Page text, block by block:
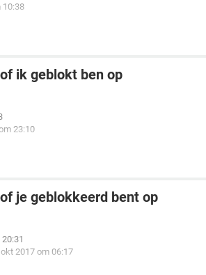
10:38
ik geblokt ben op
23:10
je geblokkeerd bent op
2017 om 06:17